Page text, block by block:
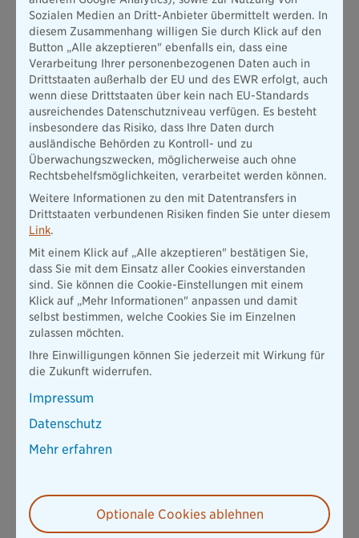
Fondsgebundene
Rentenversicherung
Mit unserer fondsgebundenen Rentenversicherung
kombinieren Sie das Beste aus verschiedenen
Welten: Sie investierenchancenreich in
Investmentfonds, jedoch imRahmen eines
Versicherungsmantels . Ihre Vorteile bei der
Bayerischen:
Hohe Flexibilität während der Laufzeit
Sicherungsoption
Inkl. Cashback-System plusrente
Beratung vereinbaren
Zur Fondsrente
So behalten Sie Ihre Ausgaben im Griff
prüfen, wofür er oder sie es ausgibt. So lassen sich versteckte
Kosten leichter ausfindig machen und reduzieren.
Mit diesen
Schritten bringen Sie Struktur in Ihre Finanzen:
Sozialen Medien an Dritt-Anbieter übermittelt werden. In
diesem Zusammenhang willigen Sie durch Klick auf den
Button „Alle akzeptieren" ebenfalls ein, dass eine
Verarbeitung Ihrer personenbezogenen Daten auch in
Drittstaaten außerhalb der EU und des EWR erfolgt, auch
wenn diese Drittstaaten über kein nach EU-Standards
ausreichendes Datenschutzniveau verfügen. Es besteht
insbesondere das Risiko, dass Ihre Daten durch
ausländische Behörden zu Kontroll- und zu
Überwachungszwecken, möglicherweise auch ohne
Rechtsbehelfsmöglichkeiten, verarbeitet werden können.
Weitere Informationen zu den mit Datentransfers in
Drittstaaten verbundenen Risiken finden Sie unter diesem
Link.
Mit einem Klick auf „Alle akzeptieren" bestätigen Sie,
dass Sie mit dem Einsatz aller Cookies einverstanden
sind. Sie können die Cookie-Einstellungen mit einem
Klick auf „Mehr Informationen" anpassen und damit
selbst bestimmen, welche Cookies Sie im Einzelnen
zulassen möchten.
Ihre Einwilligungen können Sie jederzeit mit Wirkung für
die Zukunft widerrufen.
Impressum
Datenschutz
Mehr erfahren
Optionale Cookies ablehnen